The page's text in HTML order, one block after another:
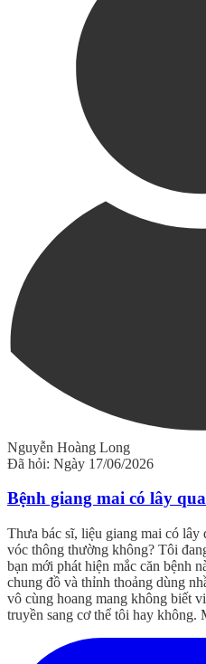
Nguyễn Hoàng Long
Đã hỏi: Ngày 17/06/2026
Bệnh giang mai có lây
Thưa bác sĩ, liệu giang mai có lây
vóc thông thường không? Tôi
bạn mới phát hiện mắc căn bệnh
chung đồ và thỉnh thoảng dùng
vô cùng hoang mang không biết
truyền sang cơ thể tôi hay không.